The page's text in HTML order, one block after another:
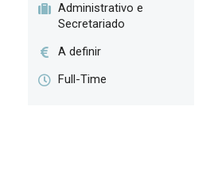
Administrativo e
Secretariado
A definir
Full-Time